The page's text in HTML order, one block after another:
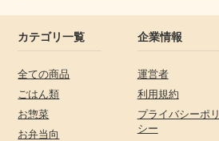
カテゴリ一覧
全ての商品
ごはん類
お惣菜
お弁当向
企業情報
運営者
利用規約
プライバシーポリ
シー